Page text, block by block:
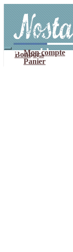
navigation
contenu
Mon compte
Panier
Bonbons